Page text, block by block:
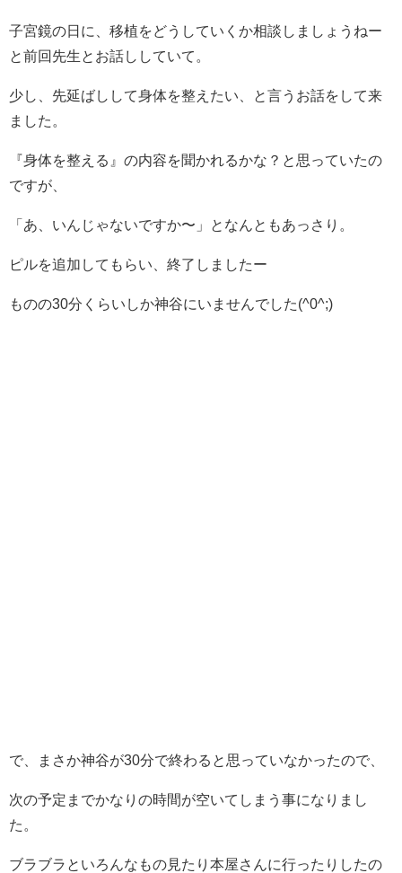
子宮鏡の日に、移植をどうしていくか相談しましょうねー
と前回先生とお話ししていて。
少し、先延ばしして身体を整えたい、と言うお話をして来
ました。
『身体を整える』の内容を聞かれるかな？と思っていたの
ですが、
「あ、いんじゃないですか〜」となんともあっさり。
ピルを追加してもらい、終了しましたー
ものの30分くらいしか神谷にいませんでした(^0^;)
で、まさか神谷が30分で終わると思っていなかったので、
次の予定までかなりの時間が空いてしまう事になりまし
た。
ブラブラといろんなもの見たり本屋さんに行ったりしたの